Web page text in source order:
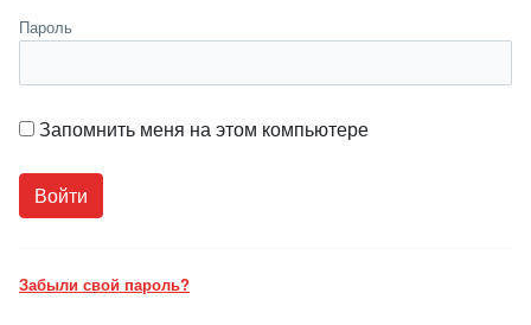
Пароль
Запомнить меня на этом компьютере
Забыли свой пароль?